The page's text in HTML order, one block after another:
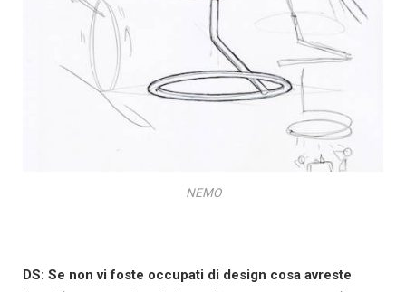
NEMO
DS: Se non vi foste occupati di design cosa avreste